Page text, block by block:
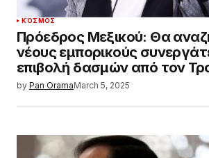
ΚΌΣΜΟΣ
Πρόεδρος Μεξικού: Θα
νέους εμπορικούς
επιβολή δασμών από τον
by Pan OramaMarch 5, 2025